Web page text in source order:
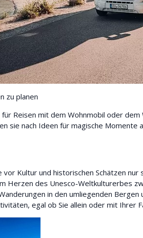
zu planen
Reisen mit dem Wohnmobil oder
sie nach Ideen für magische
Kultur und historischen Schätzen
Herzen des Unesco-Weltkulturerbes
in den umliegenden
egal ob Sie allein oder mit Ihrer